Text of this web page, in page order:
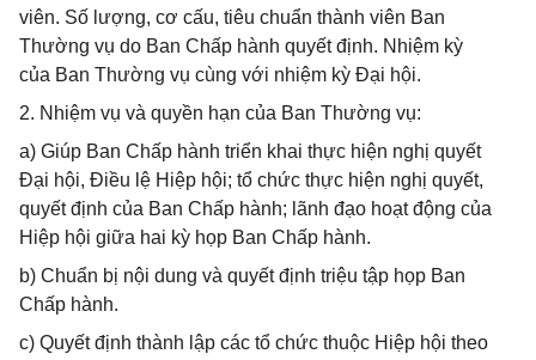
viên. Số lượng, cơ cấu, tiêu chuẩn thành viên Ban
Thường vụ do Ban Chấp hành quyết định. Nhiệm kỳ
của Ban Thường vụ cùng với nhiệm kỳ Đại hội.
2. Nhiệm vụ và quyền hạn của Ban Thường vụ:
a) Giúp Ban Chấp hành triển khai thực hiện nghị quyết
Đại hội, Điều lệ Hiệp hội; tổ chức thực hiện nghị quyết,
quyết định của Ban Chấp hành; lãnh đạo hoạt động của
Hiệp hội giữa hai kỳ họp Ban Chấp hành.
b) Chuẩn bị nội dung và quyết định triệu tập họp Ban
Chấp hành.
c) Quyết định thành lập các tổ chức thuộc Hiệp hội theo